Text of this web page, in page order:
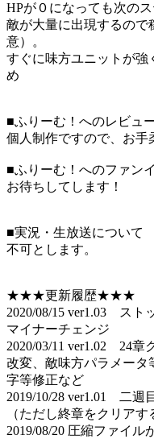
HPが０になっても次の
敵が大量に出現するので
意）。
すぐに味方ユニットが強
め
■ふりーむ！へのレビュ
個人制作ですので、お手
■ふりーむ！へのファン
お待ちしてします！
■実況・生放送について
不可とします。
★★★更新履歴★★★
2020/08/15 ver1.03 スト
マイナーチェンジ
2020/03/11 ver1.02 24章
改変、敵味方パラメータ
字等修正など
2019/10/28 ver1.01 二週
（ただし終章をクリアす
2019/08/20 圧縮ファイ